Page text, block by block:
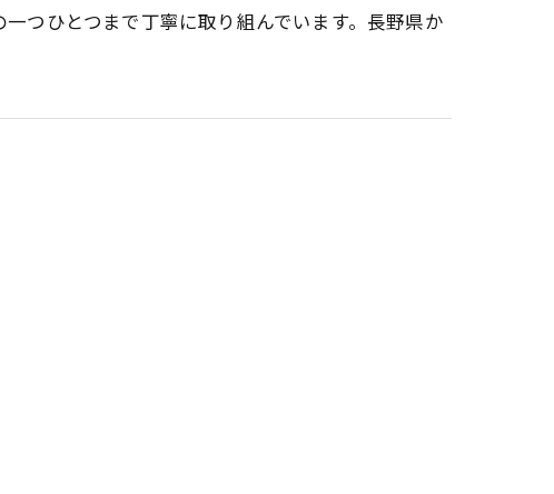
つひとつまで丁寧に取り組んでいます。長野県か